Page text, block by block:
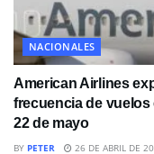
NACIONALES
American Airlines
frecuencia de vuelos
22 de mayo
BY PETER 26 DE ABRIL DE